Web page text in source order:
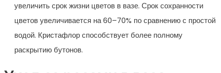
увеличить срок жизни цветов в вазе. Срок сохранности
цветов увеличивается на 60–70% по сравнению с простой
водой. Кристафлор способствует более полному
раскрытию бутонов.